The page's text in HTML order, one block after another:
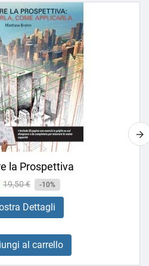
la Prospettiva
Prezzo
base
19,50 € -10%
Dettagli
al carrello